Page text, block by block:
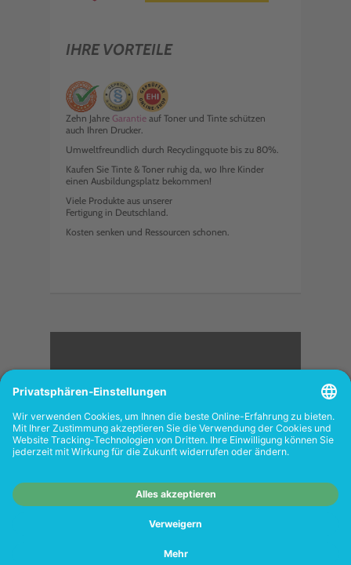
IHRE VORTEILE
Zehn Jahre Garantie auf Toner und Tinte schützen
auch Ihren Drucker.
Umweltfreundlich durch Recyclingquote bis zu 80%.
Kaufen Sie Tinte & Toner ruhig da, wo Ihre Kinder
einen Ausbildungsplatz bekommen!
Viele Produkte aus unserer
Fertigung in Deutschland.
Kosten senken und Ressourcen schonen.
<
FOLGEN SIE UNS
Shops richtet sich nicht an Wiederverkäufer.
www.tonerhersteller.de